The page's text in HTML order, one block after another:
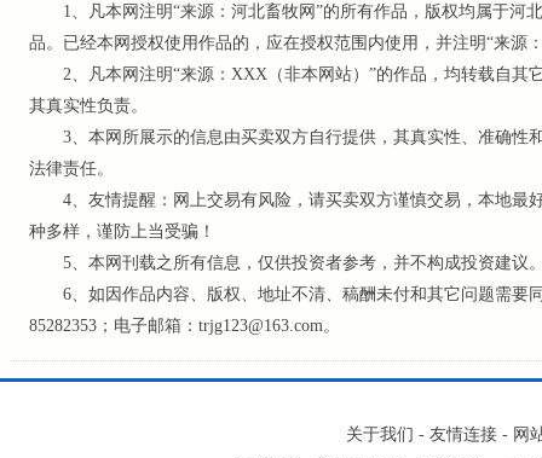
1、凡本网注明“来源：河北畜牧网”的所有作品，版权均属于河
品。已经本网授权使用作品的，应在授权范围内使用，并注明“来源
2、凡本网注明“来源：XXX（非本网站）”的作品，均转载自其
其真实性负责。
3、本网所展示的信息由买卖双方自行提供，其真实性、准确性
法律责任。
4、友情提醒：网上交易有风险，请买卖双方谨慎交易，本地最
种多样，谨防上当受骗！
5、本网刊载之所有信息，仅供投资者参考 ，并不构成投资建议
6、如因作品内容、版权、地址不清、稿酬未付和其它问题需要
85282353；电子邮箱：trjg123@163.com。
关于我们 - 友情连接 - 网